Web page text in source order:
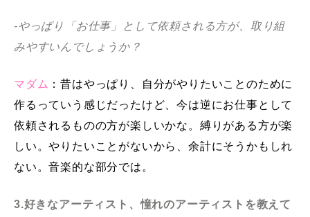
-やっぱり「お仕事」として依頼される方が、取り組
みやすいんでしょうか？
マダム ：昔はやっぱり、自分がやりたいことのために
作るっていう感じだったけど、今は逆にお仕事として
依頼されるものの方が楽しいかな。縛りがある方が楽
しい。やりたいことがないから、余計にそうかもしれ
ない。音楽的な部分では。
3.好きなアーティスト、憧れのアーティストを教えて